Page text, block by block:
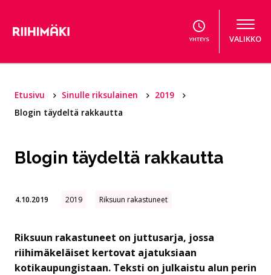
YHTEYS VALIKKO
Etusivu Sinulle riksulainen
2019
Blogin täydeltä rakkautta
Blogin täydeltä rakkautta
4.10.2019 2019 Riksuun rakastuneet
Riksuun rakastuneet on juttusarja, jossa
riihimäkeläiset kertovat ajatuksiaan
kotikaupungistaan. Teksti on julkaistu alun perin